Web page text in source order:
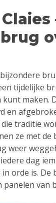
tijdelijke
maken.
en
traditie
ze met de
weer
dag
orde is. De
panelen van